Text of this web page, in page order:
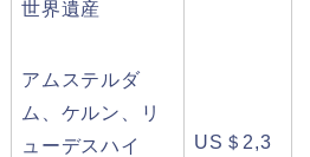
世界遺産
アムステルダ
ム、ケルン、リ
ューデスハイ
US＄2,3